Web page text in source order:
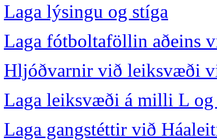
Laga lýsingu og stíga
Laga fótboltaföllin aðeins
Hljóðvarnir við leiksvæði
Laga leiksvæði á milli L og
Laga gangstéttir við